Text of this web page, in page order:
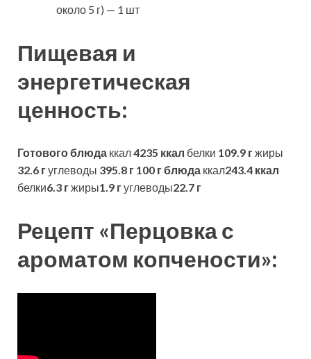
около 5 г) — 1 шт
Пищевая и
энергетическая
ценность:
Готового блюда ккал4235 ккал белки 109.9 гжиры
32.6 гуглеводы 395.8 г 100 г блюда ккал243.4 ккал
белки6.3 гжиры1.9 гуглеводы22.7 г
Рецепт «Перцовка с
ароматом копчености»: